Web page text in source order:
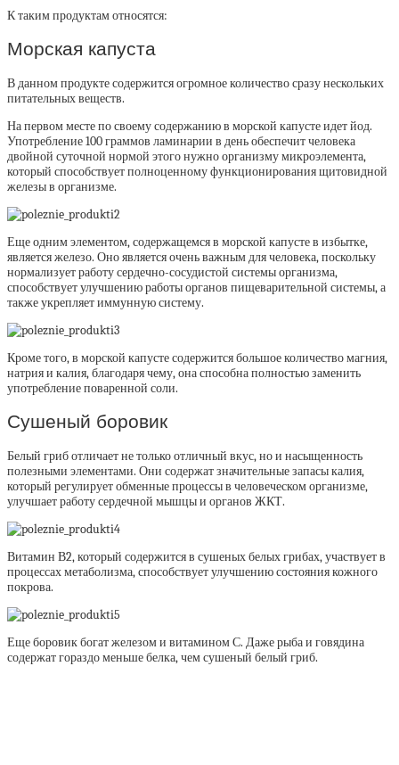
К таким продуктам относятся:
Морская капуста
В данном продукте содержится огромное количество сразу нескольких
питательных веществ.
На первом месте по своему содержанию в морской капусте идет йод.
Употребление 100 граммов ламинарии в день обеспечит человека
двойной суточной нормой этого нужно организму микроэлемента,
который способствует полноценному функционирования щитовидной
железы в организме.
Еще одним элементом, содержащемся в морской капусте в избытке,
является железо. Оно является очень важным для человека, поскольку
нормализует работу сердечно-сосудистой системы организма,
способствует улучшению работы органов пищеварительной системы, а
также укрепляет иммунную систему.
Кроме того, в морской капусте содержится большое количество магния,
натрия и калия, благодаря чему, она способна полностью заменить
употребление поваренной соли.
Сушеный боровик
Белый гриб отличает не только отличный вкус, но и насыщенность
полезными элементами. Они содержат значительные запасы калия,
который регулирует обменные процессы в человеческом организме,
улучшает работу сердечной мышцы и органов ЖКТ.
Витамин В2, который содержится в сушеных белых грибах, участвует в
процессах метаболизма, способствует улучшению состояния кожного
покрова.
Еще боровик богат железом и витамином С. Даже рыба и говядина
содержат гораздо меньше белка, чем сушеный белый гриб.